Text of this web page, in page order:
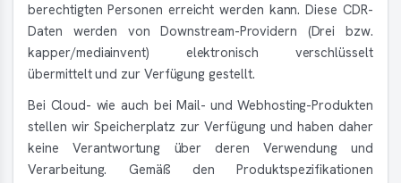
berechtigten Personen erreicht werden kann. Diese CDR-
Daten werden von Downstream-Providern (Drei bzw.
kapper/mediainvent) elektronisch verschlüsselt
übermittelt und zur Verfügung gestellt.
Bei Cloud- wie auch bei Mail- und Webhosting-Produkten
stellen wir Speicherplatz zur Verfügung und haben daher
keine Verantwortung über deren Verwendung und
Verarbeitung. Gemäß den Produktspezifikationen